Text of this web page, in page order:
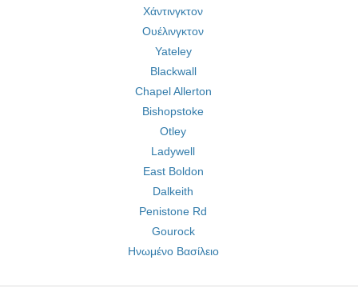
Χάντινγκτον
Ουέλινγκτον
Yateley
Blackwall
Chapel Allerton
Bishopstoke
Otley
Ladywell
East Boldon
Dalkeith
Penistone Rd
Gourock
Ηνωμένο Βασίλειο